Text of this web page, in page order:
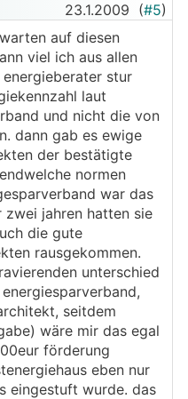
23.1.2009 (#5)
auf diesen
viel ich aus allen
stur
laut
und nicht die von
dann gab es ewige
der bestätigte
normen
war das
jahren hatten sie
die gute
rausgekommen.
unterschied
seitdem
wäre mir das egal
förderung
eben nur
eingestuft wurde. das